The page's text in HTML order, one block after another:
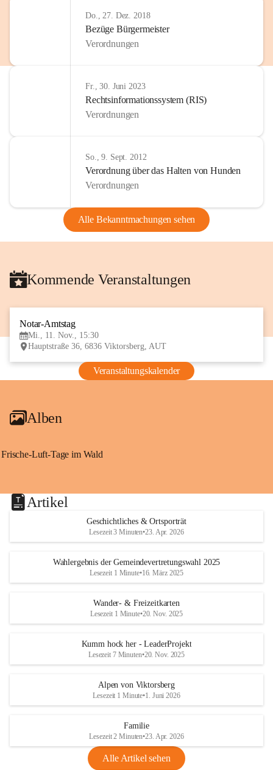
Do., 27. Dez. 2018
Bezüge Bürgermeister
Verordnungen
Fr., 30. Juni 2023
Rechtsinformationssystem (RIS)
Verordnungen
So., 9. Sept. 2012
Verordnung über das Halten von Hunden
Verordnungen
Alle Bekanntmachungen sehen
Kommende Veranstaltungen
Notar-Amtstag
Mi., 11. Nov., 15:30
Hauptstraße 36, 6836 Viktorsberg, AUT
Veranstaltungskalender
Alben
Frische-Luft-Tage im Wald
Artikel
Geschichtliches & Ortsporträt
Lesezeit 3 Minuten•23. Apr. 2026
Wahlergebnis der Gemeindevertretungswahl 2025
Lesezeit 1 Minute•16. März 2025
Wander- & Freizeitkarten
Lesezeit 1 Minute•20. Nov. 2025
Kumm hock her - LeaderProjekt
Lesezeit 7 Minuten•20. Nov. 2025
Alpen von Viktorsberg
Lesezeit 1 Minute•1. Juni 2026
Familie
Lesezeit 2 Minuten•23. Apr. 2026
Alle Artikel sehen